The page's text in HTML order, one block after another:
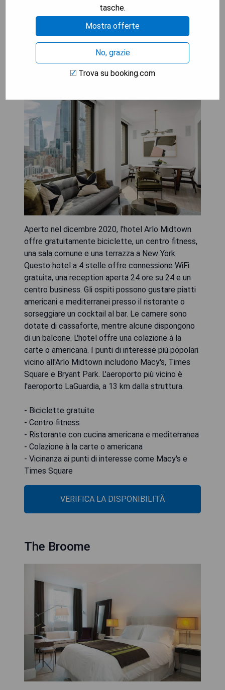
Arlo Midtown
Aperto nel dicembre 2020, l'hotel Arlo Midtown
offre gratuitamente biciclette, un centro fitness,
una sala comune e una terrazza a New York.
Questo hotel a 4 stelle offre connessione WiFi
gratuita, una reception aperta 24 ore su 24 e un
centro business. Gli ospiti possono gustare piatti
americani e mediterranei presso il ristorante o
sorseggiare un cocktail al bar. Le camere sono
dotate di cassaforte, mentre alcune dispongono
di un balcone. L'hotel offre una colazione à la
carte o americana. I punti di interesse più popolari
vicino all'Arlo Midtown includono Macy's, Times
Square e Bryant Park. L'aeroporto più vicino è
l'aeroporto LaGuardia, a 13 km dalla struttura.
- Biciclette gratuite
- Centro fitness
- Ristorante con cucina americana e mediterranea
- Colazione à la carte o americana
- Vicinanza ai punti di interesse come Macy's e
Times Square
VERIFICA LA DISPONIBILITÀ
The Broome
tasche.
Mostra offerte
No, grazie
Trova su booking.com